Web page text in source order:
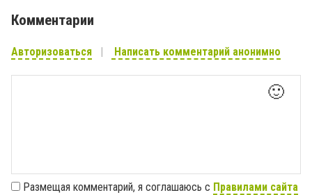
Комментарии
Авторизоваться Написать комментарий анонимно
🙂
Размещая комментарий, я соглашаюсь с Правилами сайта